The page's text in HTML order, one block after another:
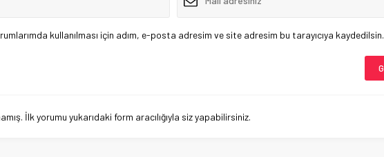
kullanılması için adım, e-posta adresim ve site adresim bu tarayıcıya kaydedilsin.
İlk yorumu yukarıdaki form aracılığıyla siz yapabilirsiniz.